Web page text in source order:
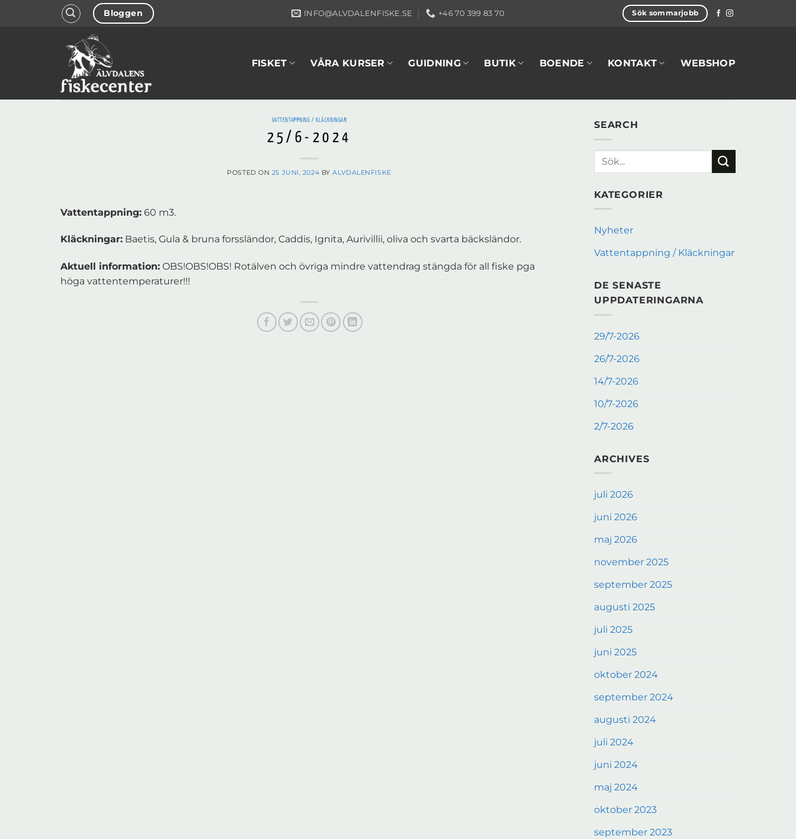
Bloggen INFO@ALVDALENFISKE.SE +46 70 399 83 70 Sök sommarjobb
FISKET VÅRA KURSER GUIDNING BUTIK BOENDE KONTAKT WEBSHOP
VATTENTAPPNING / KLÄCKNINGAR
25/6-2024
POSTED ON 25 JUNI, 2024 BYALVDALENFISKE
Vattentappning: 60 m3.
Kläckningar: Baetis, Gula & bruna forssländor, Caddis, Ignita, Aurivillii, oliva och svarta bäcksländor.
Aktuell information: OBS!OBS!OBS! Rotälven och övriga mindre vattendrag stängda för all fiske pga
höga vattentemperaturer!!!
SEARCH
KATEGORIER
Nyheter
Vattentappning / Kläckningar
DE SENASTE
UPPDATERINGARNA
29/7-2026
26/7-2026
14/7-2026
10/7-2026
2/7-2026
ARCHIVES
juli 2026
juni 2026
maj 2026
november 2025
september 2025
augusti 2025
juli 2025
juni 2025
oktober 2024
september 2024
augusti 2024
juli 2024
juni 2024
maj 2024
oktober 2023
september 2023